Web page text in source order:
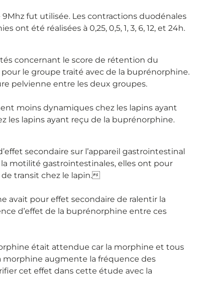
fut utilisée. Les contractions duodénales
été réalisées à 0,25, 0,5, 1, 3, 6, 12, et 24h.
concernant le score de rétention du
le groupe traité avec de la buprénorphine.
pelvienne entre les deux groupes.
moins dynamiques chez les lapins ayant
les lapins ayant reçu de la buprénorphine.
secondaire sur l’appareil gastrointestinal
motilité gastrointestinales, elles ont pour
de transit chez le lapin.
avait pour effet secondaire de ralentir la
d’effet de la buprénorphine entre ces
était attendue car la morphine et tous
morphine augmente la fréquence des
cet effet dans cette étude avec la